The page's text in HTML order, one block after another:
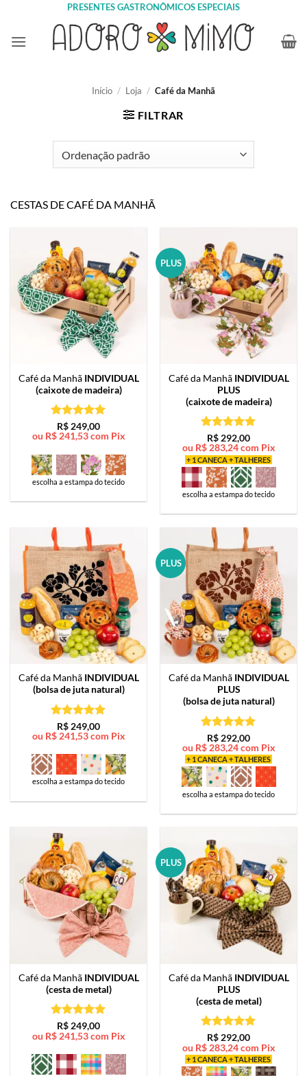
content
PRESENTES GASTRONÔMICOS ESPECIAIS
Início / Loja / Café da Manhã
FILTRAR
CESTAS DE CAFÉ DA MANHÃ
Café da Manhã INDIVIDUAL
(caixote de madeira)
Avaliação5
de 5
R$ 249,00
ou R$241,53 com Pix
escolha a estampa do tecido
PLUS
Café da Manhã INDIVIDUAL
PLUS
(caixote de madeira)
Avaliação5
de 5
R$ 292,00
ou R$283,24 com Pix
+ 1 CANECA + TALHERES
escolha a estampa do tecido
Café da Manhã INDIVIDUAL
(bolsa de juta natural)
Avaliação5
de 5
R$ 249,00
ou R$241,53 com Pix
escolha a estampa do tecido
PLUS
Café da Manhã INDIVIDUAL
PLUS
(bolsa de juta natural)
Avaliação5
de 5
R$ 292,00
ou R$283,24 com Pix
+ 1 CANECA + TALHERES
escolha a estampa do tecido
Café da Manhã INDIVIDUAL
(cesta de metal)
Avaliação5
de 5
R$249,00
ou R$241,53 com Pix
PLUS
Café da Manhã INDIVIDUAL
PLUS
(cesta de metal)
Avaliação5
de 5
R$292,00
ou R$283,24 com Pix
+ 1 CANECA + TALHERES